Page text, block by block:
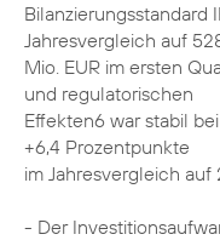
Bilanzierungsstandard
Jahresvergleich auf
Mio. EUR im ersten
und regulatorischen
Effekten6 war stabil
+6,4 Prozentpunkte
im Jahresvergleich auf
- Der